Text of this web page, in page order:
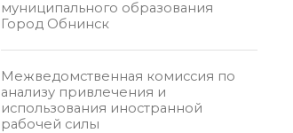
муниципального образования
Город Обнинск
Межведомственная комиссия по
анализу привлечения и
использования иностранной
рабочей силы